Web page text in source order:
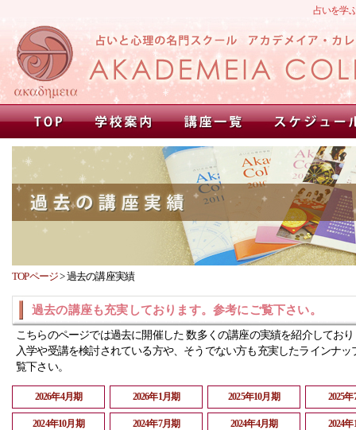
占いを学
TOPページ>過去の講座実績
過去の講座も充実しております。参考にご覧下さい。
こちらのページでは過去に開催した 数多くの講座の実績を紹介してお
入学や受講を検討されている方や、そうでない方も充実したラインナッ
覧下さい。
2026年4月期 2026年1月期 2025年10月期 2025
2024年10月期 2024年7月期 2024年4月期 2024